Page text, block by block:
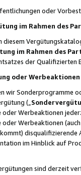
oder
im Rahmen des
diesem
im Rahmen des
der Qualifizierten
oder Werbeaktionen
wir Sonderprogramme
(„
Werbeaktionen
Werbeaktionen
disqualifizierende
im Hinblick auf
sind derzeit